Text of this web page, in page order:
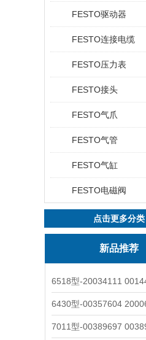
FESTO驱动器
FESTO连接电缆
FESTO压力表
FESTO接头
FESTO气爪
FESTO气管
FESTO气缸
FESTO电磁阀
点击更多分类
新品推荐